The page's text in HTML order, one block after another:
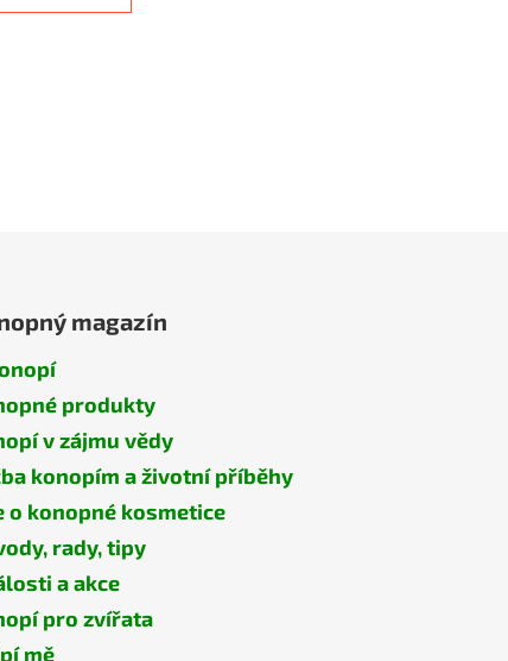
magazín
produkty
v zájmu vědy
konopím a životní příběhy
o konopné kosmetice
rady, tipy
a akce
pro zvířata
mě